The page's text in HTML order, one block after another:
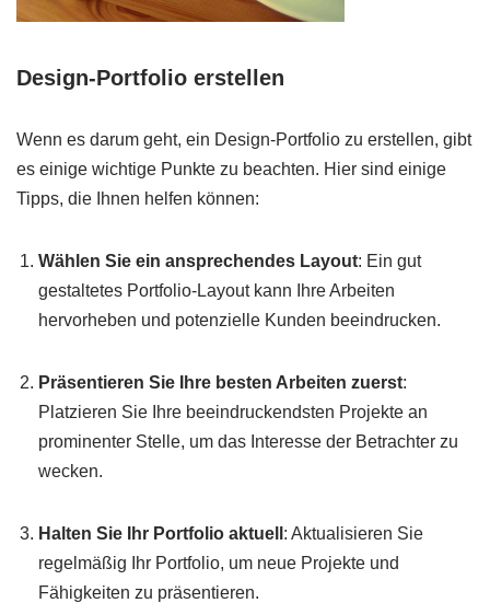
Design-Portfolio erstellen
Wenn es darum geht, ein Design-Portfolio zu erstellen, gibt
es einige wichtige Punkte zu beachten. Hier sind einige
Tipps, die Ihnen helfen können:
Wählen Sie ein ansprechendes Layout: Ein gut
gestaltetes Portfolio-Layout kann Ihre Arbeiten
hervorheben und potenzielle Kunden beeindrucken.
Präsentieren Sie Ihre besten Arbeiten zuerst:
Platzieren Sie Ihre beeindruckendsten Projekte an
prominenter Stelle, um das Interesse der Betrachter zu
wecken.
Halten Sie Ihr Portfolio aktuell : Aktualisieren Sie
regelmäßig Ihr Portfolio, um neue Projekte und
Fähigkeiten zu präsentieren.